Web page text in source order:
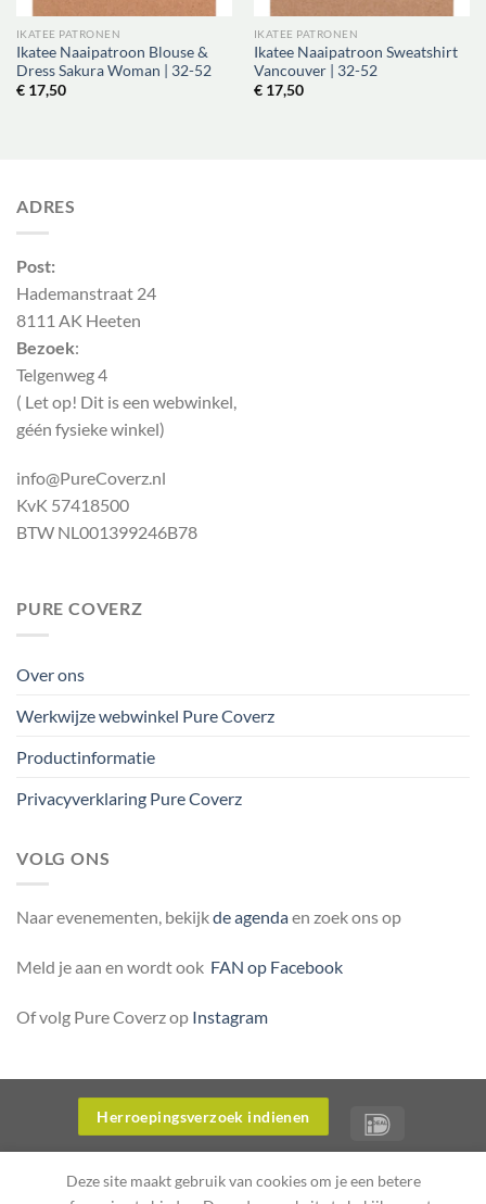
IKATEE PATRONEN
Ikatee Naaipatroon Blouse &
Dress Sakura Woman | 32-52
€17,50
IKATEE PATRONEN
Ikatee Naaipatroon Sweatshirt
Vancouver | 32-52
€17,50
ADRES
Post:
Hademanstraat 24
8111 AK Heeten
Bezoek:
Telgenweg 4
( Let op! Dit is een webwinkel,
géén fysieke winkel)
info@PureCoverz.nl
KvK 57418500
BTW NL001399246B78
PURE COVERZ
Over ons
Werkwijze webwinkel Pure Coverz
Productinformatie
Privacyverklaring Pure Coverz
VOLG ONS
Naar evenementen, bekijkde agendaen zoek ons op
Meld je aan en wordt ook FAN op Facebook
Of volg Pure Coverz op Instagram
Herroepingsverzoek indienen
PRODUCTINFORMATIE
PRIVACYVERKLARING PURE COVERZ
Deze site maakt gebruik van cookies om je een betere